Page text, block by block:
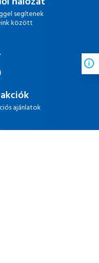
segítenek
között
ajánlatok